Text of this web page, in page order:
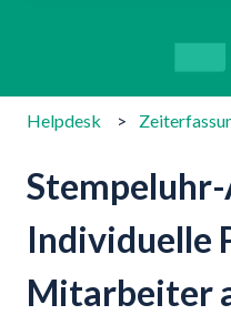
Helpdesk
Individuelle
Mitarbeiter